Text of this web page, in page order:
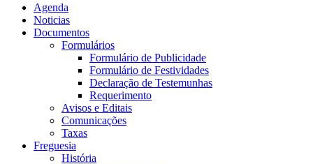
Agenda
Noticias
Documentos
Formulários
Formulário de Publicidade
Formulário de Festividades
Declaração de Testemunhas
Requerimento
Avisos e Editais
Comunicações
Taxas
Freguesia
História